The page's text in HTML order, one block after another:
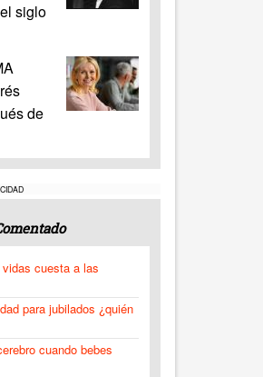
siglo
de
cuesta a las
para jubilados ¿quién
cuando bebes